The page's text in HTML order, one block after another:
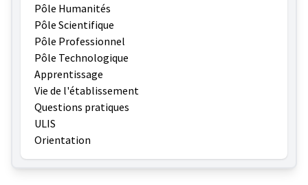
Pôle Humanités
Pôle Scientifique
Pôle Professionnel
Pôle Technologique
Apprentissage
Vie de l'établissement
Questions pratiques
ULIS
Orientation